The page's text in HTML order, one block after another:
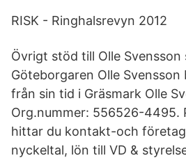
RISK - Ringhalsrevyn 2012
Övrigt stöd till Olle Svensson
Göteborgaren Olle
från sin tid i Gräsmark Olle
Org.nummer: 556526-4495.
hittar du kontakt-och
nyckeltal, lön till VD &